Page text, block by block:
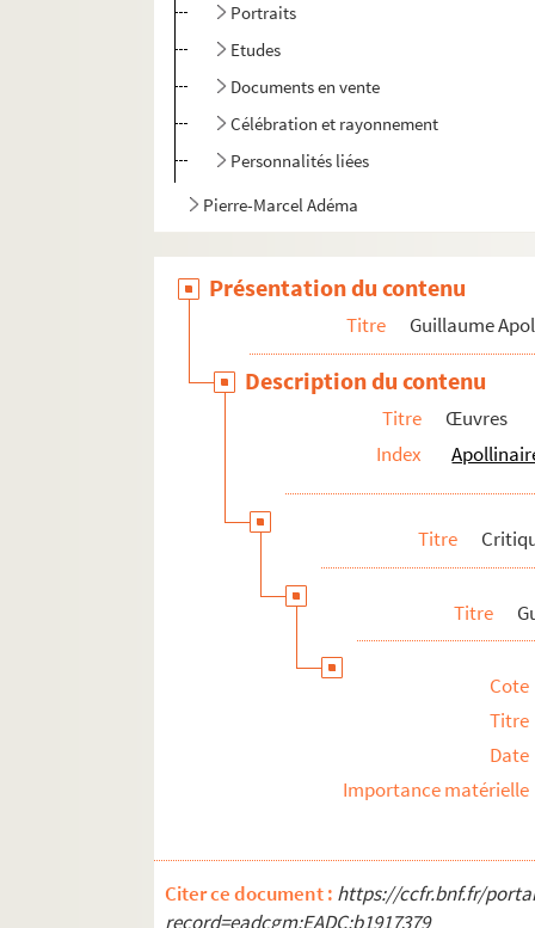
Portraits
Etudes
Documents en vente
Célébration et rayonnement
Personnalités liées
Pierre-Marcel Adéma
Présentation du contenu
Titre Guillaume
Description du contenu
Titre
Œuvres
Index
Titre
Titre
Cote
Titre
Date
Importance matérielle
Citer ce document : https://ccfr.bnf.fr/
record=eadcgm:EADC:b1917379